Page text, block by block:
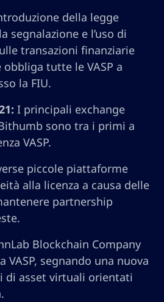
della legge
segnalazione e l’uso di
transazioni finanziarie
obbliga tutte le VASP a
la FIU.
I principali exchange
sono tra i primi a
VASP.
piccole piattaforme
alla licenza a causa delle
partnership
Blockchain Company
VASP, segnando una nuova
di asset virtuali orientati